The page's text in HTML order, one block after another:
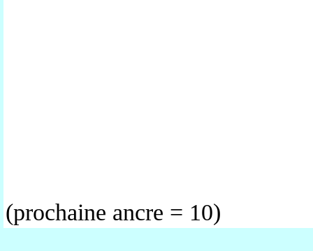
(prochaine ancre = 10)